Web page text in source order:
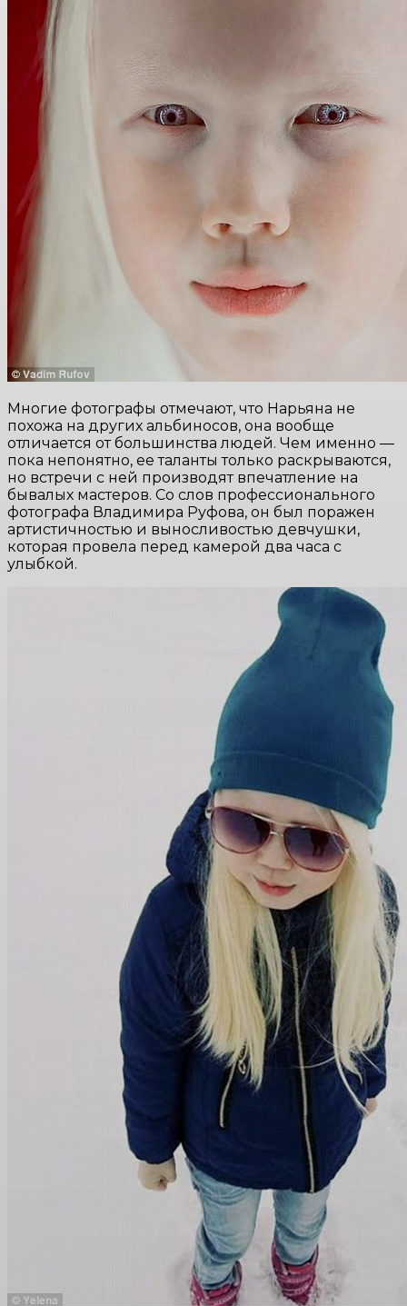
Многие фотографы отмечают, что Нарьяна не
похожа на других альбиносов, она вообще
отличается от большинства людей. Чем именно —
пока непонятно, ее таланты только раскрываются,
но встречи с ней производят впечатление на
бывалых мастеров. Со слов профессионального
фотографа Владимира Руфова, он был поражен
артистичностью и выносливостью девчушки,
которая провела перед камерой два часа с
улыбкой.